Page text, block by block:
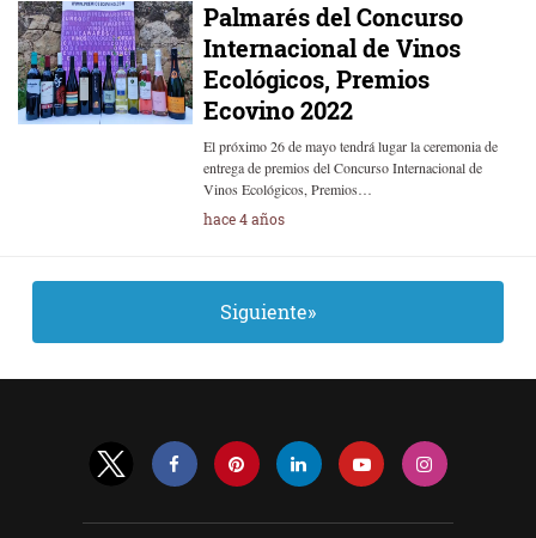
Palmarés del Concurso
Internacional de Vinos
Ecológicos, Premios
Ecovino 2022
El próximo 26 de mayo tendrá lugar la ceremonia de
entrega de premios del Concurso Internacional de
Vinos Ecológicos, Premios…
hace 4 años
Siguiente»